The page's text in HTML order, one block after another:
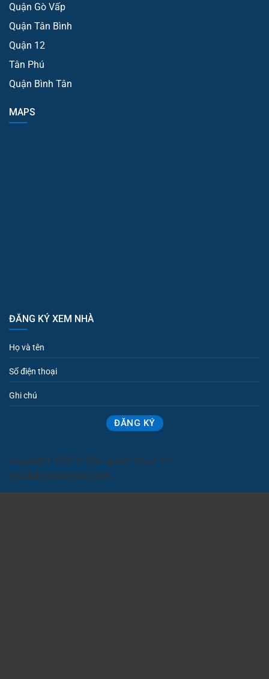
Quận Gò Vấp
Quận Tân Bình
Quận 12
Tân Phú
Quận Bình Tân
MAPS
ĐĂNG KÝ XEM NHÀ
Copyright 2026 © Bản quyền thuộc về
muabannhasaigon.com